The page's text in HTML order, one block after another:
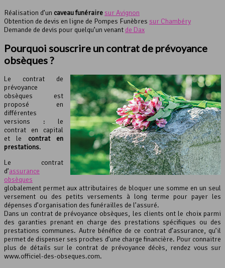
Réalisation d’un caveau funéraire sur Avignon
Obtention de devis en ligne de Pompes Funèbres sur Chambéry
Demande de devis pour quelqu’un venant de Dax
Pourquoi souscrire un contrat de prévoyance
obsèques?
Le contrat de
prévoyance
obsèques est
proposé en
différentes
versions : le
contrat en capital
et le contrat en
prestations.
Le contrat
d’assurance
obsèques
globalement permet aux attributaires de bloquer une somme en un seul
versement ou des petits versements à long terme pour payer les
dépenses d’organisation des funérailles de l’assuré.
Dans un contrat de prévoyance obsèques, les clients ont le choix parmi
des garanties prenant en charge des prestations spécifiques ou des
prestations communes. Autre bénéfice de ce contrat d’assurance, qu’il
permet de dispenser ses proches d’une charge financière. Pour connaitre
plus de détails sur le contrat de prévoyance décès, rendez vous sur
www.officiel-des-obseques.com.